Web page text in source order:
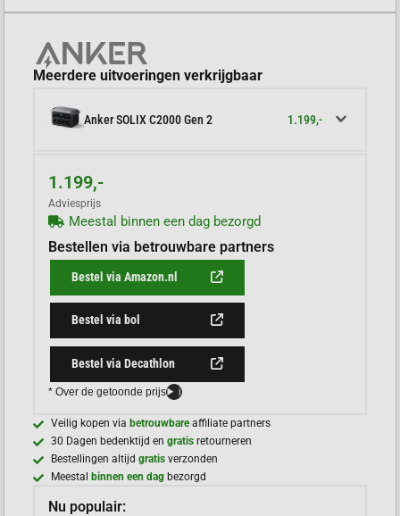
Meerdere uitvoeringen verkrijgbaar
Anker SOLIX C2000 Gen 2 1.199,-
1.199,-
Adviesprijs
Meestal binnen een dag bezorgd
Bestellen via betrouwbare partners
Bestel via Amazon.nl
Bestel via bol
Bestel via Decathlon
* Over de getoonde prijs i
Veilig kopen viabetrouwbareaffiliate partners
30 Dagen bedenktijd engratis retourneren
Bestellingen altijdgratisverzonden
Meestalbinnen een dag bezorgd
Nu populair: